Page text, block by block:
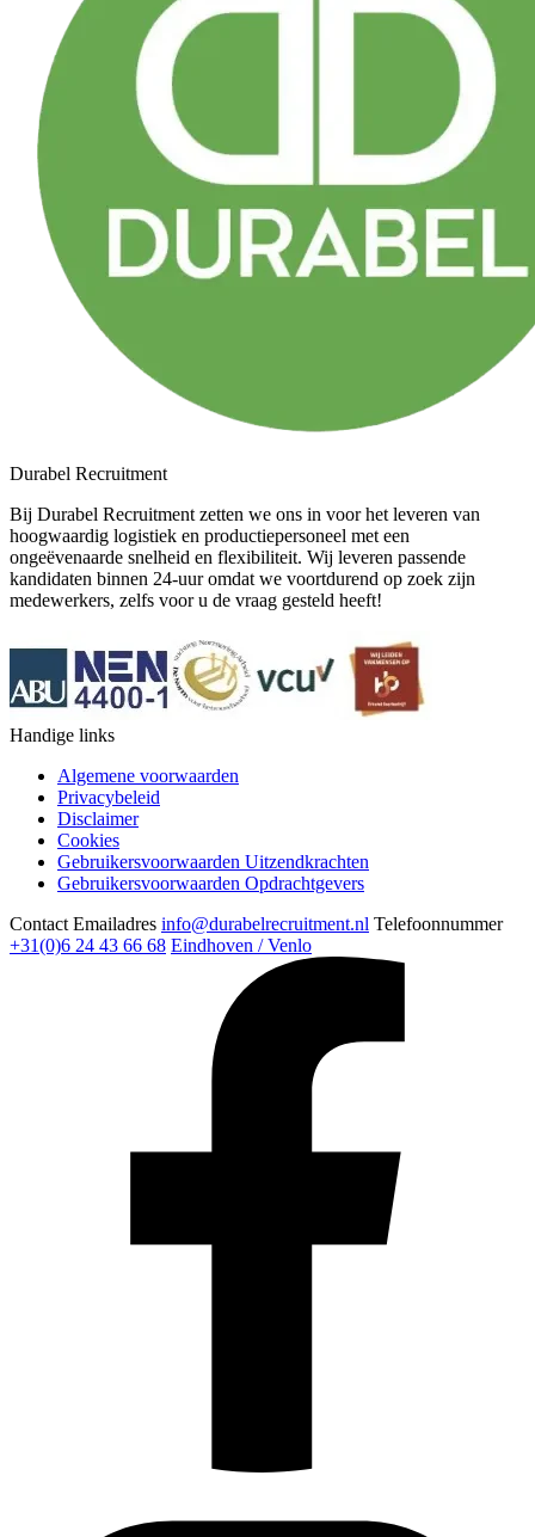
Durabel Recruitment
Bij Durabel Recruitment zetten we ons in voor het leveren van
hoogwaardig logistiek en productiepersoneel met een
ongeëvenaarde snelheid en flexibiliteit. Wij leveren passende
kandidaten binnen 24-uur omdat we voortdurend op zoek zijn
medewerkers, zelfs voor u de vraag gesteld heeft!
Handige links
Algemene voorwaarden
Privacybeleid
Disclaimer
Cookies
Gebruikersvoorwaarden Uitzendkrachten
Gebruikersvoorwaarden Opdrachtgevers
Contact Emailadres info@durabelrecruitment.nl Telefoonnummer
+31(0)6 24 43 66 68 Eindhoven / Venlo